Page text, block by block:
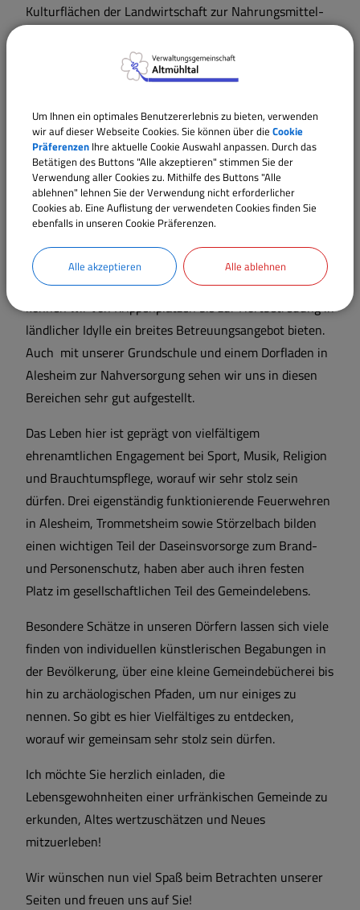
Kulturflächen der Landwirtschaft zur Nahrungsmittel-
naturbelassenen Gebieten zu einem harmonischen
Gesamtbild, wo es für vielerlei Aktivitäten die
Die wirtschaftliche Infrastruktur besticht durch
interessante Kontraste, neben traditionellen
Handwerksbetrieben, verschiedenen Dienstleistern und
gutbürgerlicher Gastronomie, wissen wir auch
innovative, zukunftsweisende Aktivitäten bei uns
beheimatet.
Mit zwei Kindergärten in Alesheim und Trommetsheim
können wir von Krippenplätzen bis zur Hortbetreuung in
ländlicher Idylle ein breites Betreuungsangebot bieten.
Auch mit unserer Grundschule und einem Dorfladen in
Alesheim zur Nahversorgung sehen wir uns in diesen
Bereichen sehr gut aufgestellt.
Das Leben hier ist geprägt von vielfältigem
ehrenamtlichen Engagement bei Sport, Musik, Religion
und Brauchtumspflege, worauf wir sehr stolz sein
dürfen. Drei eigenständig funktionierende Feuerwehren
in Alesheim, Trommetsheim sowie Störzelbach bilden
einen wichtigen Teil der Daseinsvorsorge zum Brand-
und Personenschutz, haben aber auch ihren festen
Platz im gesellschaftlichen Teil des Gemeindelebens.
Besondere Schätze in unseren Dörfern lassen sich viele
finden von individuellen künstlerischen Begabungen in
der Bevölkerung, über eine kleine Gemeindebücherei bis
hin zu archäologischen Pfaden, um nur einiges zu
nennen. So gibt es hier Vielfältiges zu entdecken,
worauf wir gemeinsam sehr stolz sein dürfen.
Ich möchte Sie herzlich einladen, die
Lebensgewohnheiten einer urfränkischen Gemeinde zu
erkunden, Altes wertzuschätzen und Neues
mitzuerleben!
Wir wünschen nun viel Spaß beim Betrachten unserer
Seiten und freuen uns auf Sie!
Um Ihnen ein optimales Benutzererlebnis zu bieten, verwenden
wir auf dieser Webseite Cookies. Sie können über die Cookie
Präferenzen Ihre aktuelle Cookie Auswahl anpassen. Durch das
Betätigen des Buttons "Alle akzeptieren" stimmen Sie der
Verwendung aller Cookies zu. Mithilfe des Buttons "Alle
ablehnen" lehnen Sie der Verwendung nicht erforderlicher
Cookies ab. Eine Auflistung der verwendeten Cookies finden Sie
ebenfalls in unseren Cookie Präferenzen.
Alle akzeptieren Alle ablehnen